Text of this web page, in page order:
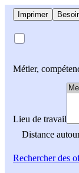
Imprimer
Métier,
Lieu de travail
Distance
Rechercherdes